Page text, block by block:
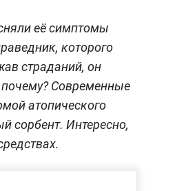
её симптомы
которого
страданий, он
почему? Современные
атопического
сорбент. Интересно,